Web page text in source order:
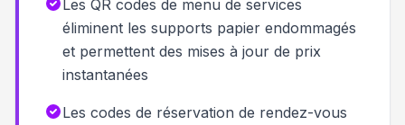
Les QR codes de menu de services
éliminent les supports papier endommagés
et permettent des mises à jour de prix
instantanées
Les codes de réservation de rendez-vous